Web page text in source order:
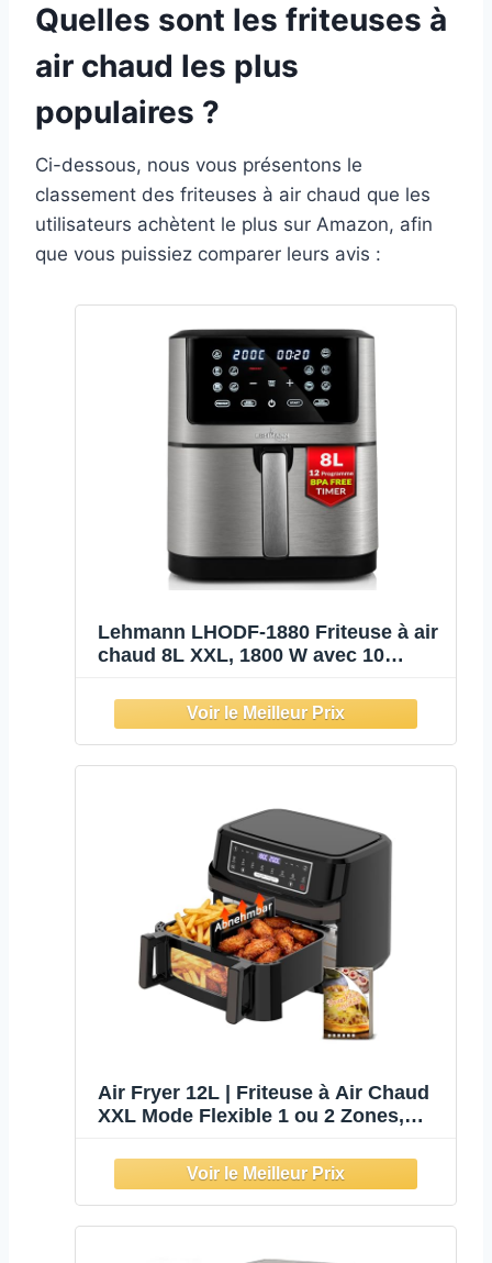
Quelles sont les friteuses à
air chaud les plus
populaires ?
Ci-dessous, nous vous présentons le
classement des friteuses à air chaud que les
utilisateurs achètent le plus sur Amazon, afin
que vous puissiez comparer leurs avis :
Lehmann LHODF-1880 Friteuse à air
chaud 8L XXL, 1800 W avec 10
jusqu'à 200°C, Air Fryer avec
minuterie, écran tactile et fonction
de déshydratation
Air Fryer 12L | Friteuse à Air Chaud
XXL Mode Flexible 1 ou 2 Zones,
Indépendant Fenêtre et Éclairage,
Friteuse sans Huile 2
Compartiments 8-en-1 Écran Tactile
Recettes